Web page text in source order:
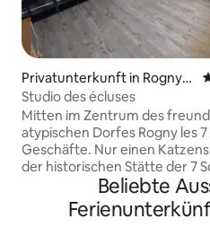
Privatunterkunft in Rogny-l
es-Sept-Écluses
Studio des écluses
Mitten im Zentrum des
atypischen Dorfes Rogny les 7
Geschäfte. Nur einen
der historischen Stätte der 7
entfernt. Zahlreiche
entlang des Briare-Kanals zu
mit dem Fahrrad auf dem
Beliebte